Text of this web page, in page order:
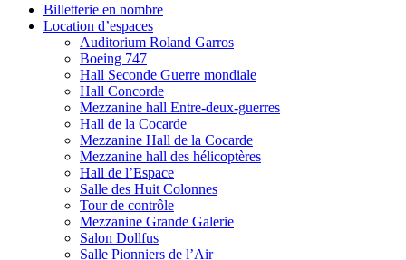
Billetterie en nombre
Location d’espaces
Auditorium Roland Garros
Boeing 747
Hall Seconde Guerre mondiale
Hall Concorde
Mezzanine hall Entre-deux-guerres
Hall de la Cocarde
Mezzanine Hall de la Cocarde
Mezzanine hall des hélicoptères
Hall de l’Espace
Salle des Huit Colonnes
Tour de contrôle
Mezzanine Grande Galerie
Salon Dollfus
Salle Pionniers de l’Air